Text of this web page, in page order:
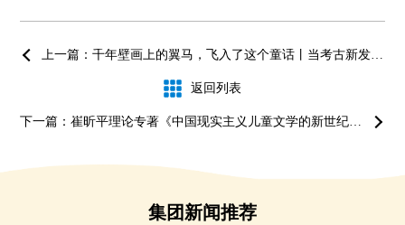
上一篇：千年壁画上的翼马，飞入了这个童话丨当考古新发现遇见《解忧公主和翼马》
返回列表
下一篇：崔昕平理论专著《中国现实主义儿童文学的新世纪之路》出版
集团新闻推荐